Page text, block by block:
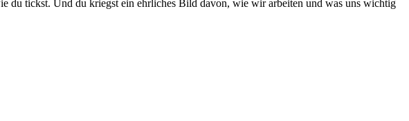
du tickst. Und du kriegst ein ehrliches Bild davon, wie wir arbeiten und was uns wichtig